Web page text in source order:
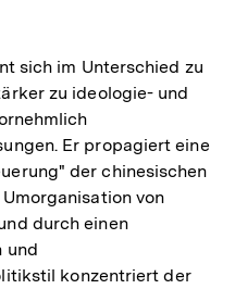
sich im Unterschied zu
zu ideologie- und
Er propagiert eine
der chinesischen
von
durch einen
und
konzentriert der